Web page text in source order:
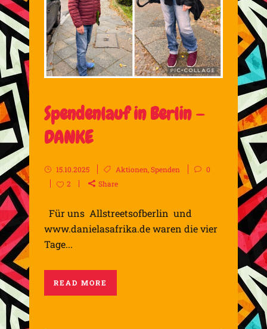
Spendenlauf in Berlin –
DANKE
15.10.2025 Aktionen,Spenden
0
2
Share
Für uns Allstreetsofberlin und
www.danielasafrika.de waren die vier
Tage...
READ MORE